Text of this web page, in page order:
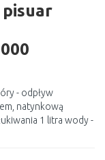
pisuar
- odpływ
natynkową
1 litra wody -